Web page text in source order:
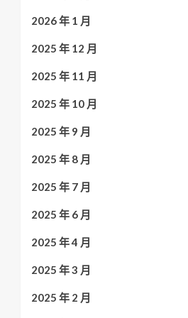
2026 年 1 月
2025 年 12 月
2025 年 11 月
2025 年 10 月
2025 年 9 月
2025 年 8 月
2025 年 7 月
2025 年 6 月
2025 年 4 月
2025 年 3 月
2025 年 2 月